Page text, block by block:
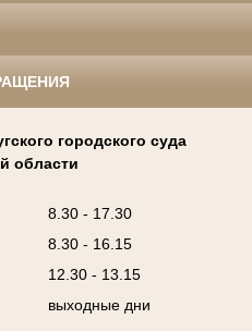
городского суда
области
8.30 - 17.30
8.30 - 16.15
12.30 - 13.15
выходные дни